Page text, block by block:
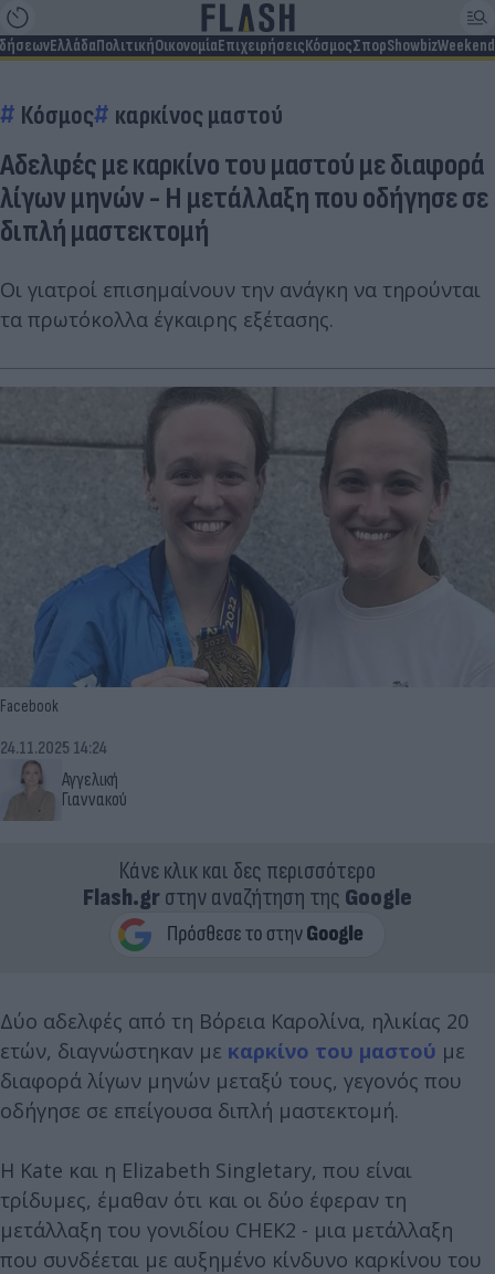
ΕλλάδαΠολιτικήΟικονομίαΕπιχειρήσειςΚόσμοςΣπορShowbizWeekend
Κόσμος καρκίνος μαστού
Αδελφές με καρκίνο του μαστού με διαφορά
λίγων μηνών - Η μετάλλαξη που οδήγησε σε
διπλή μαστεκτομή
Οι γιατροί επισημαίνουν την ανάγκη να τηρούνται
τα πρωτόκολλα έγκαιρης εξέτασης.
Facebook
Αγγελική
Γιαννακού
24.11.2025 14:24
Κάνε κλικ και δες περισσότερο
Flash.grστην αναζήτηση της Google
Δύο αδελφές από τη Βόρεια Καρολίνα, ηλικίας 20
ετών, διαγνώστηκαν με καρκίνο του μαστού με
διαφορά λίγων μηνών μεταξύ τους, γεγονός που
οδήγησε σε επείγουσα διπλή μαστεκτομή.
Η Kate και η Elizabeth Singletary, που είναι
τρίδυμες, έμαθαν ότι και οι δύο έφεραν τη
μετάλλαξη του γονιδίου CHEK2 - μια μετάλλαξη
που συνδέεται με αυξημένο κίνδυνο καρκίνου του